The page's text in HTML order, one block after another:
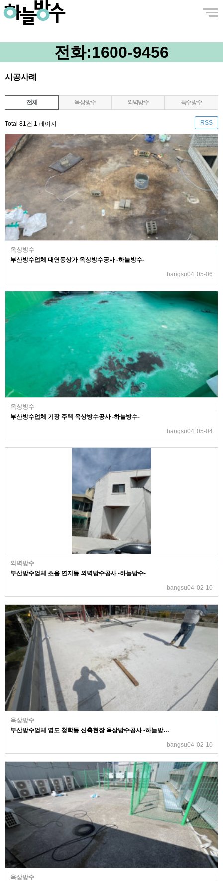
전화:1600-9456
시공사례
전체 옥상방수 외벽방수 특수방수
Total 81건 1 페이지 RSS
옥상방수
부산방수업체 대연동상가 옥상방수공사 -하늘방수-
bangsu04 05-06
옥상방수
부산방수업체 기장 주택 옥상방수공사 -하늘방수-
bangsu04 05-04
외벽방수
부산방수업체 초읍 연지동 외벽방수공사 -하늘방수-
bangsu04 02-10
옥상방수
부산방수업체 영도 청학동 신축현장 옥상방수공사 -하늘방…
bangsu04 02-10
옥상방수